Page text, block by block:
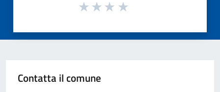
Contatta il comune